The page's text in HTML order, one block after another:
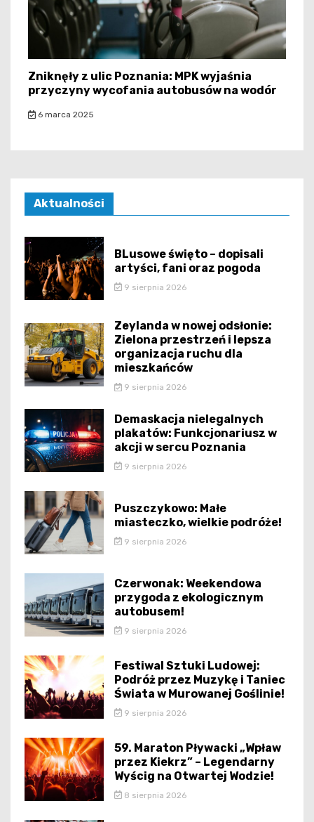
Zniknęły z ulic Poznania: MPK wyjaśnia
przyczyny wycofania autobusów na wodór
6 marca 2025
Aktualności
BLusowe święto – dopisali
artyści, fani oraz pogoda
9 sierpnia 2026
Zeylanda w nowej odsłonie:
Zielona przestrzeń i lepsza
organizacja ruchu dla
mieszkańców
9 sierpnia 2026
Demaskacja nielegalnych
plakatów: Funkcjonariusz w
akcji w sercu Poznania
9 sierpnia 2026
Puszczykowo: Małe
miasteczko, wielkie podróże!
9 sierpnia 2026
Czerwonak: Weekendowa
przygoda z ekologicznym
autobusem!
9 sierpnia 2026
Festiwal Sztuki Ludowej:
Podróż przez Muzykę i Taniec
Świata w Murowanej Goślinie!
9 sierpnia 2026
59. Maraton Pływacki „Wpław
przez Kiekrz” – Legendarny
Wyścig na Otwartej Wodzie!
8 sierpnia 2026